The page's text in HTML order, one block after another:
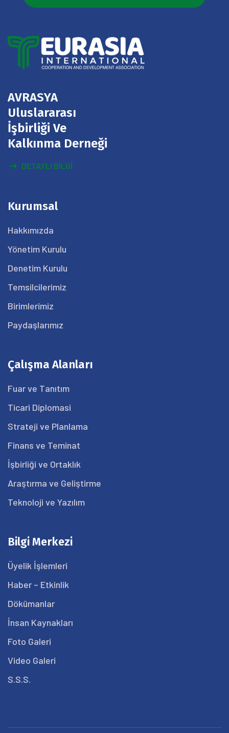
AVRASYA
Uluslararası
İşbirliği Ve
Kalkınma Derneği
DETAYLI BILGI
Kurumsal
Hakkımızda
Yönetim Kurulu
Denetim Kurulu
Temsilcilerimiz
Birimlerimiz
Paydaşlarımız
Çalışma Alanları
Fuar ve Tanıtım
Ticari Diplomasi
Strateji ve Planlama
Finans ve Teminat
İşbirliği ve Ortaklık
Araştırma ve Geliştirme
Teknoloji ve Yazılım
Bilgi Merkezi
Üyelik İşlemleri
Haber – Etkinlik
Dökümanlar
İnsan Kaynakları
Foto Galeri
Video Galeri
S.S.S.